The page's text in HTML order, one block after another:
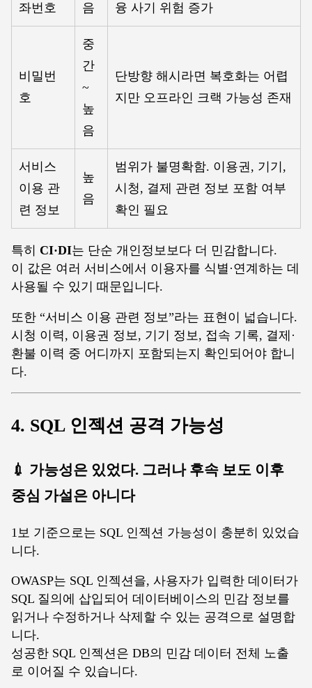
좌번호
음
융 사기 위험 증가
비밀번
호
중
간
~
높
음
단방향 해시라면 복호화는 어렵
지만 오프라인 크랙 가능성 존재
서비스
이용 관
련 정보
높
음
범위가 불명확함. 이용권, 기기,
시청, 결제 관련 정보 포함 여부
확인 필요
특히 CI·DI는 단순 개인정보보다 더 민감합니다.
이 값은 여러 서비스에서 이용자를 식별·연계하는 데
사용될 수 있기 때문입니다.
또한 “서비스 이용 관련 정보”라는 표현이 넓습니다.
시청 이력, 이용권 정보, 기기 정보, 접속 기록, 결제·
환불 이력 중 어디까지 포함되는지 확인되어야 합니
다.
4. SQL 인젝션 공격 가능성
💉 가능성은 있었다. 그러나 후속 보도 이후
중심 가설은 아니다
1보 기준으로는 SQL 인젝션 가능성이 충분히 있었습
니다.
OWASP는 SQL 인젝션을, 사용자가 입력한 데이터가
SQL 질의에 삽입되어 데이터베이스의 민감 정보를
읽거나 수정하거나 삭제할 수 있는 공격으로 설명합
니다.
성공한 SQL 인젝션은 DB의 민감 데이터 전체 노출
로 이어질 수 있습니다.